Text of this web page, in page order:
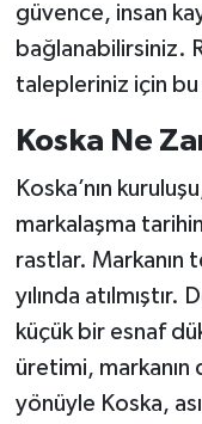
güvence, insan
bağlanabilirsiniz.
talepleriniz için
Koska Ne
Koska’nın
markalaşma
rastlar. Markanın
yılında atılmıştır.
küçük bir esnaf
üretimi, markanın
yönüyle Koska,